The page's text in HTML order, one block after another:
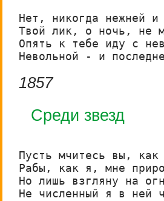
Нет, никогда нежней и
Твой лик, о ночь, не
Опять к тебе иду с
Невольной - и
1857
Среди звезд
Пусть мчитесь вы,
Рабы, как я, мне
Но лишь взгляну на
Не численный я в ней